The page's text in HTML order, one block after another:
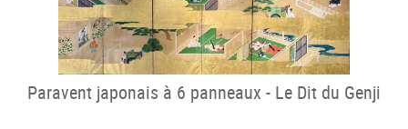
Paravent japonais à 6 panneaux - Le Dit du Genji